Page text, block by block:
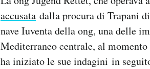
accusata dalla procura di Trapani
nave Iuventa della ong, una delle
Mediterraneo centrale, al
ha iniziato le sue indagini in